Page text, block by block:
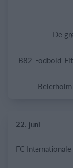
De
B82-Fodbold-
22. juni